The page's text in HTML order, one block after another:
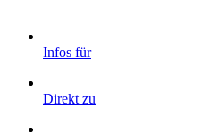
Infos für
Direkt zu